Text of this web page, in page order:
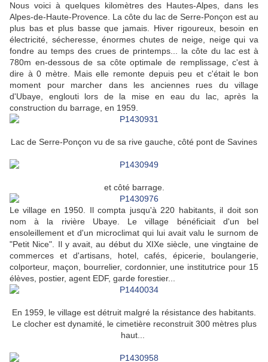
Nous voici à quelques kilomètres des Hautes-Alpes, dans les
Alpes-de-Haute-Provence. La côte du lac de Serre-Ponçon est au
plus bas et plus basse que jamais. Hiver rigoureux, besoin en
électricité, sécheresse, énormes chutes de neige, neige qui va
fondre au temps des crues de printemps... la côte du lac est à
780m en-dessous de sa côte optimale de remplissage, c'est à
dire à 0 mètre. Mais elle remonte depuis peu et c'était le bon
moment pour marcher dans les anciennes rues du village
d'Ubaye, englouti lors de la mise en eau du lac, après la
construction du barrage, en 1959.
Lac de Serre-Ponçon vu de sa rive gauche, côté pont de Savines
et côté barrage.
Le village en 1950. Il compta jusqu'à 220 habitants, il doit son
nom à la rivière Ubaye. Le village bénéficiait d'un bel
ensoleillement et d'un microclimat qui lui avait valu le surnom de
"Petit Nice". Il y avait, au début du XIXe siècle, une vingtaine de
commerces et d'artisans, hotel, cafés, épicerie, boulangerie,
colporteur, maçon, bourrelier, cordonnier, une institutrice pour 15
élèves, postier, agent EDF, garde forestier...
En 1959, le village est détruit malgré la résistance des habitants.
Le clocher est dynamité, le cimetière reconstruit 300 mètres plus
haut...